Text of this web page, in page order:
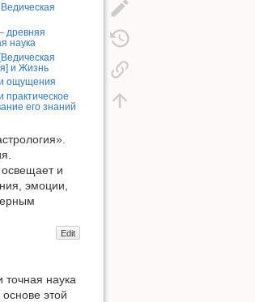
древняя
наука
и Жизнь
ощущения
его знаний
и
эмоции,
Edit
наука
этой